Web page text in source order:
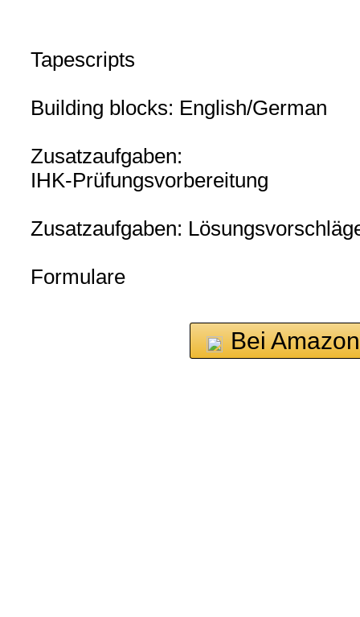
Tapescripts
Building blocks: English/German
Zusatzaufgaben:
IHK-Prüfungsvorbereitung
Zusatzaufgaben:
Formulare
Bei